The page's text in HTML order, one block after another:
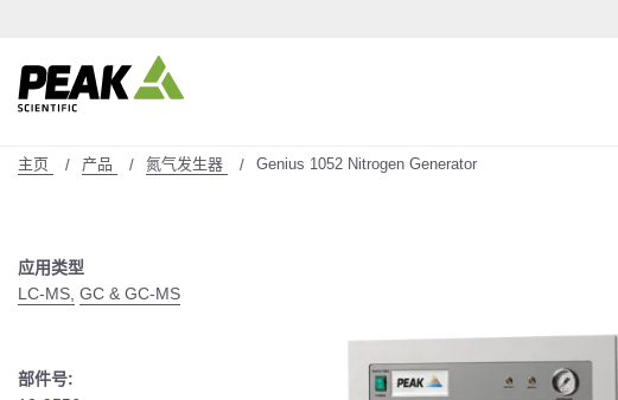
主页 产品 氮气发生器 Genius 1052 Nitrogen Generator
应用类型
LC-MS, GC & GC-MS
部件号: